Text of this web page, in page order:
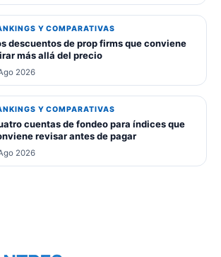
Y COMPARATIVAS
descuentos de prop firms que conviene
más allá del precio
2026
Y COMPARATIVAS
cuentas de fondeo para índices que
revisar antes de pagar
2026